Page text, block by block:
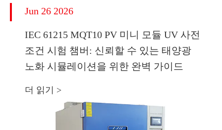
Jun 26 2026
IEC 61215 MQT10 PV 미니 모듈 UV 사전
조건 시험 챔버: 신뢰할 수 있는 태양광
노화 시뮬레이션을 위한 완벽 가이드
더 읽기 >